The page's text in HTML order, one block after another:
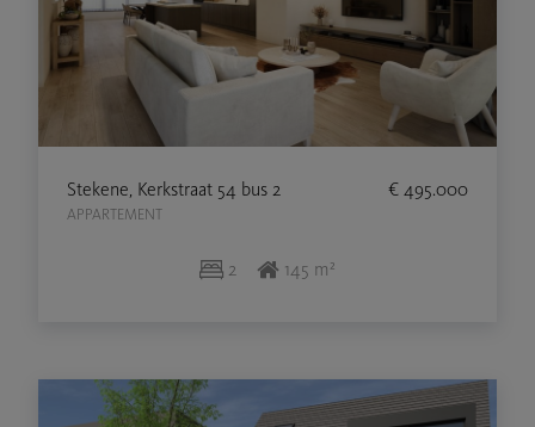
Stekene, Kerkstraat 54 bus 2
APPARTEMENT
€ 495.000
2 145 m²